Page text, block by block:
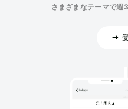
さまざまなテーマで週